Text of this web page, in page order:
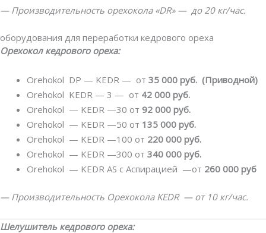
— Производительность орехокола «DR» — до 20 кг/час.
оборудования для переработки кедрового ореха
Орехокол кедрового ореха:
Orehokol DP — KEDR — от 35 000 руб. (Приводной)
Orehokol KEDR — 3 — от 42 000 руб.
Orehokol — KEDR —30 от 92 000 руб.
Orehokol — KEDR —50 от 135 000 руб.
Orehokol — KEDR —100 от 220 000 руб.
Orehokol — KEDR —300 от 340 000 руб.
Orehokol — KEDR AS с Аспирацией —от 260 000 руб
— Производительность Орехокола KEDR — от 10 кг/час.
Шелушитель кедрового ореха: